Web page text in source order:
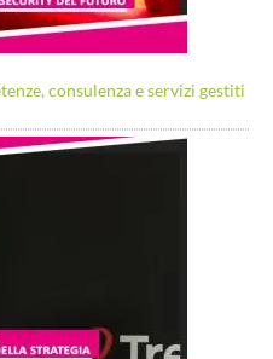
consulenza e servizi gestiti